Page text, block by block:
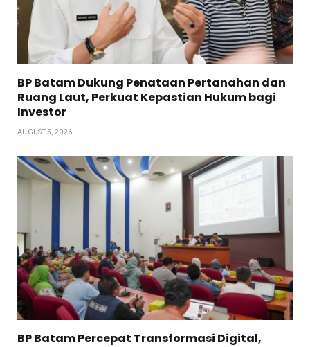
BP Batam Dukung Penataan Pertanahan dan
Ruang Laut, Perkuat Kepastian Hukum bagi
Investor
AUGUST 5, 2026
BP Batam Percepat Transformasi Digital,